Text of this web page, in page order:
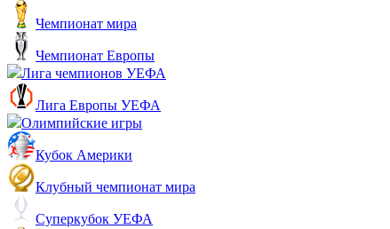
Чемпионат мира
Чемпионат Европы
Лига чемпионов УЕФА
Лига Европы УЕФА
Олимпийские игры
Кубок Америки
Клубный чемпионат мира
Суперкубок УЕФА